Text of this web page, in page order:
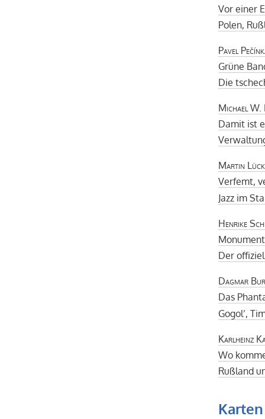
Vor einer
Polen,
Pavel
Grüne
Die
Michael W.
Damit ist
Martin
Verfemt,
Jazz im
Henrike
Der
Dagmar
Das
Gogol’,
Karlheinz
Wo
Rußland